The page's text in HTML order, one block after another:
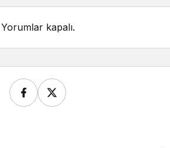
Yorumlar kapalı.